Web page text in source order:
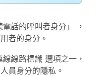
電話的呼叫者身分」
，
者的身分。
線線路標識 選項之一，
員身分的隱私。